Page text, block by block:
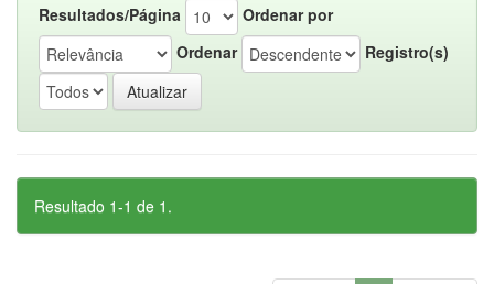
Resultados/Página
Ordenar por
Ordenar
Registro(s)
Resultado 1-1 de 1.